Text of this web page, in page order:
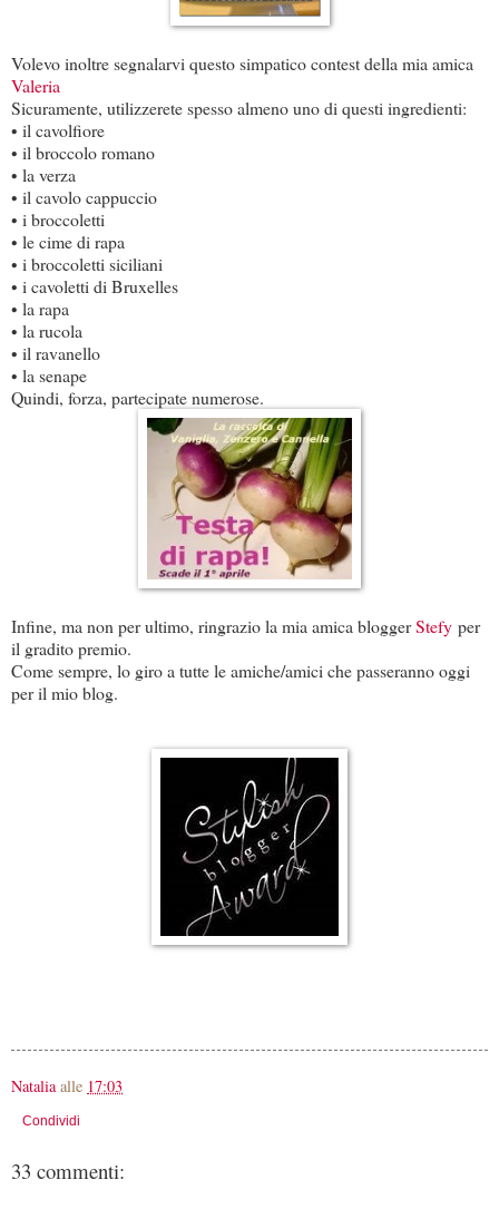
Volevo inoltre segnalarvi questo simpatico contest della mia amica
Valeria
Sicuramente, utilizzerete spesso almeno uno di questi ingredienti:
• il cavolfiore
• il broccolo romano
• la verza
• il cavolo cappuccio
• i broccoletti
• le cime di rapa
• i broccoletti siciliani
• i cavoletti di Bruxelles
• la rapa
• la rucola
• il ravanello
• la senape
Quindi, forza, partecipate numerose.
Infine, ma non per ultimo, ringrazio la mia amica bloggerStefy per
il gradito premio.
Come sempre, lo giro a tutte le amiche/amici che passeranno oggi
per il mio blog.
Natalia alle 17:03
Condividi
33 commenti: